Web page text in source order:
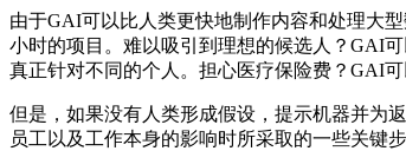
由于GAI可以比人类更快地制作内容和处理大
小时的项目。难以吸引到理想的候选人？GAI
真正针对不同的个人。担心医疗保险费？GAI
但是，如果没有人类形成假设，提示机器并为
员工以及工作本身的影响时所采取的一些关键步